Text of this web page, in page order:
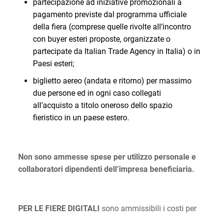
partecipazione ad iniziative promozionali a
pagamento previste dal programma ufficiale
della fiera (comprese quelle rivolte all’incontro
con buyer esteri proposte, organizzate o
partecipate da Italian Trade Agency in Italia) o in
Paesi esteri;
biglietto aereo (andata e ritorno) per massimo
due persone ed in ogni caso collegati
all’acquisto a titolo oneroso dello spazio
fieristico in un paese estero.
Non sono ammesse spese per utilizzo personale e
collaboratori dipendenti dell’impresa beneficiaria.
PER LE FIERE DIGITALI sono ammissibili i costi per